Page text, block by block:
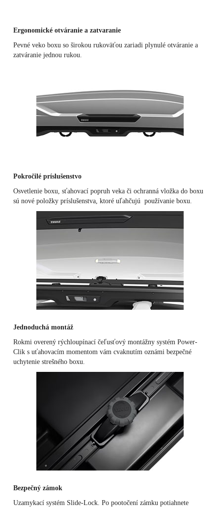
Ergonomické otváranie a zatvaranie
Pevné veko boxu so širokou rukoväťou zariadi plynulé otváranie a
zatváranie jednou rukou.
Pokročilé príslušenstvo
Osvetlenie boxu, sťahovací popruh veka či ochranná vložka do boxu
sú nové položky príslušenstva, ktoré uľahčujú používanie boxu.
Jednoduchá montáž
Rokmi overený rýchloupínací čeľusťový montážny systém Power-
Clik s uťahovacím momentom vám cvaknutím oznámi bezpečné
uchytenie strešného boxu.
Bezpečný zámok
Uzamykací systém Slide-Lock. Po pootočení zámku potiahnete